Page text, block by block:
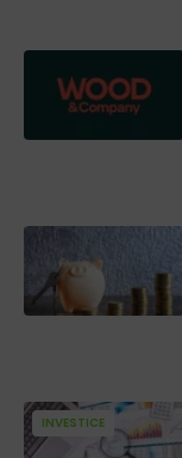
INVESTICE